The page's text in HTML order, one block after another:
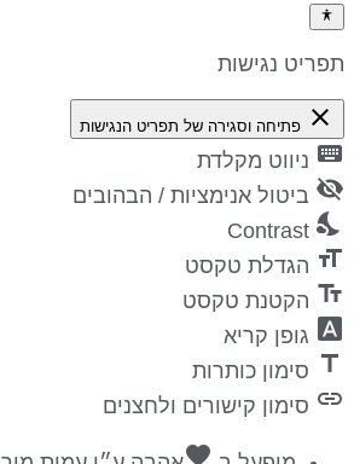
נגישות
close פתיחה וסגירה של תפריט הנגישות
ניווט מקלדת
ביטול אנימציות / הבהובים
Contrast
הגדלת טקסט
הקטנת טקסט
גופן קריא
סימון כותרות
סימון קישורים ולחצנים
favorite